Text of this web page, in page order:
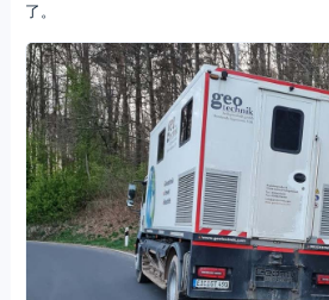
了。